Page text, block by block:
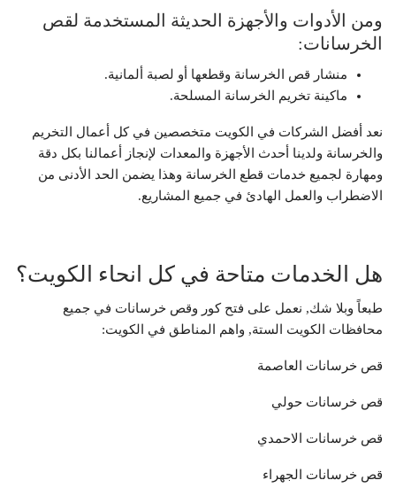
ومن الأدوات والأجهزة الحديثة المستخدمة لقص
الخرسانات:
منشار قص الخرسانة وقطعها أو لصبة ألمانية.
ماكينة تخريم الخرسانة المسلحة.
نعد أفضل الشركات في الكويت متخصصين في كل أعمال التخريم
والخرسانة ولدينا أحدث الأجهزة والمعدات لإنجاز أعمالنا بكل دقة
ومهارة لجميع خدمات قطع الخرسانة وهذا يضمن الحد الأدنى من
الاضطراب والعمل الهادئ في جميع المشاريع.
هل الخدمات متاحة في كل انحاء الكويت؟
طبعاً وبلا شك, نعمل على فتح كور وقص خرسانات في جميع
محافظات الكويت الستة, واهم المناطق في الكويت:
قص خرسانات العاصمة
قص خرسانات حولي
قص خرسانات الاحمدي
قص خرسانات الجهراء